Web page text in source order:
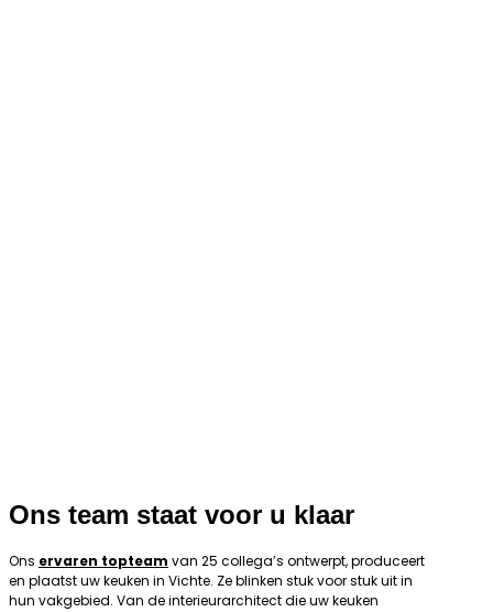
Ons team staat voor u klaar
Ons ervaren topteam van 25 collega’s ontwerpt, produceert
en plaatst uw keuken in Vichte. Ze blinken stuk voor stuk uit in
hun vakgebied. Van de interieurarchitect die uw keuken